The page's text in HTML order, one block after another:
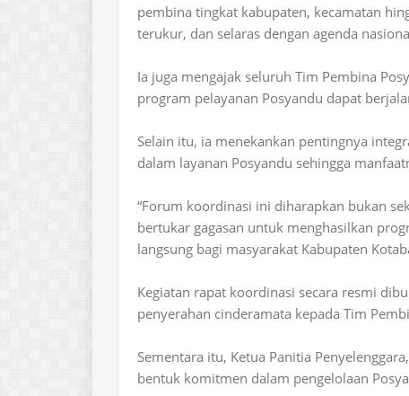
pembina tingkat kabupaten, kecamatan
terukur, dan selaras dengan agenda
Ia juga mengajak seluruh Tim Pembina
program pelayanan Posyandu dapat
Selain itu, ia menekankan pentingnya
dalam layanan Posyandu sehingga
“Forum koordinasi ini diharapkan bukan
bertukar gagasan untuk menghasilkan
langsung bagi masyarakat Kabupaten
Kegiatan rapat koordinasi secara resmi
penyerahan cinderamata kepada Tim
Sementara itu, Ketua Panitia
bentuk komitmen dalam pengelolaan